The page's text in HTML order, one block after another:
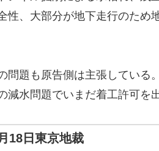
性、大部分が地下走行のため
問題も原告側は主張している
減水問題でいまだ着工許可を
18日東京地裁